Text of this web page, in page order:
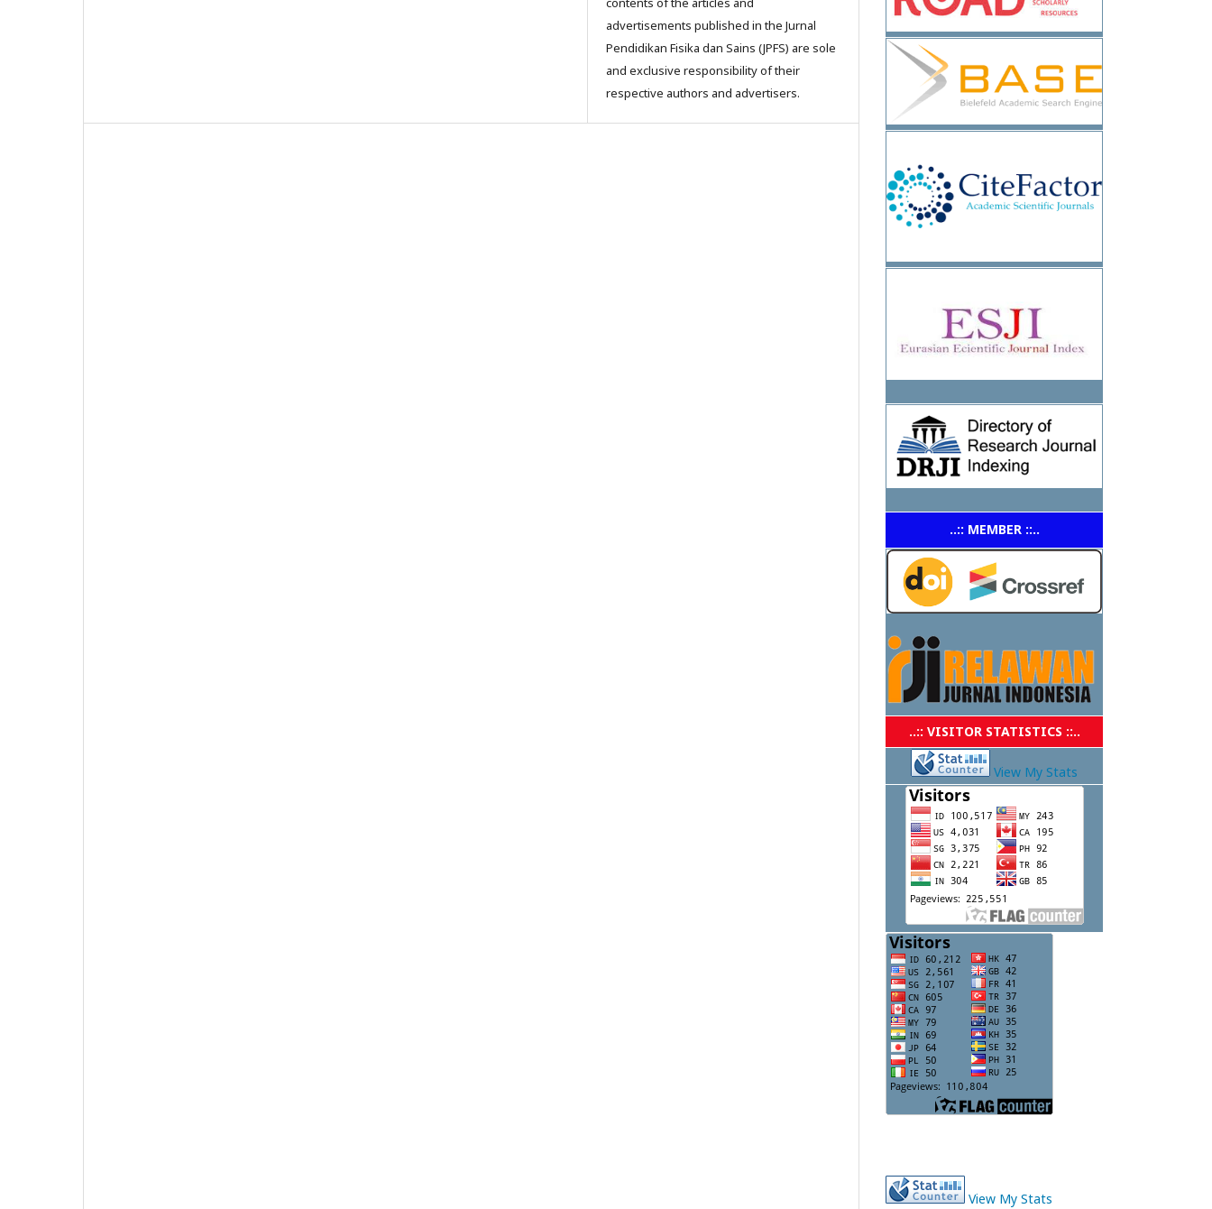
advertisements published in the Jurnal
Pendidikan Fisika dan Sains (JPFS) are sole
and exclusive responsibility of their
respective authors and advertisers.
..:: MEMBER ::..
..:: VISITOR STATISTICS ::..
View My Stats
View My Stats